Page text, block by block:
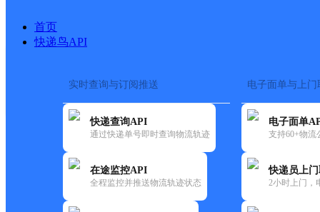
首页
快递鸟API
实时查询与订阅推送
快递查询API
通过快递单号即时查询物流轨迹
在途监控API
全程监控并推送物流轨迹状态
电子面单与上门
电子面单
支持60+物流
快递员上
2小时上门，
快递大全> 快递网
快运大全 快递时效